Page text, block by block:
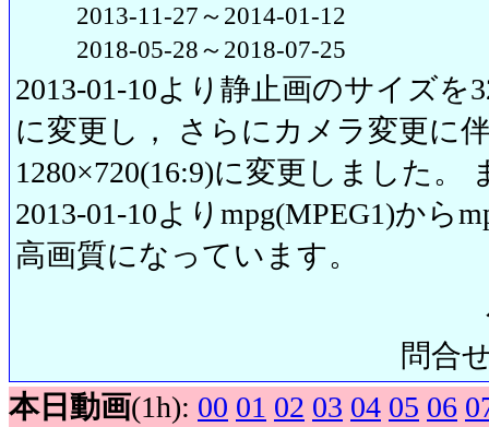
2013-11-27～2014-01-12
2018-05-28～2018-07-25
2013-01-10より静止画のサイズを
に変更し， さらにカメラ変更に
1280×720(16:9)に変更しました。
2013-01-10よりmpg(MPEG1)から
高画質になっています。
問合
本日動画(1h): 00 01 02 03 04 05 06